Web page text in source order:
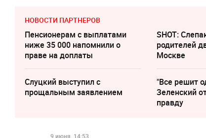
НОВОСТИ ПАРТНЕРОВ
Пенсионерам с выплатами
ниже 35 000 напомнили о
праве на доплаты
SHOT:
родителей
Москве
Слуцкий выступил с
прощальным заявлением
"Все решит
Зеленский
правду
9 июня, 14:53